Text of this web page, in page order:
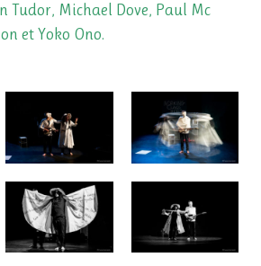
Tudor, Michael Dove, Paul Mc
et Yoko Ono.